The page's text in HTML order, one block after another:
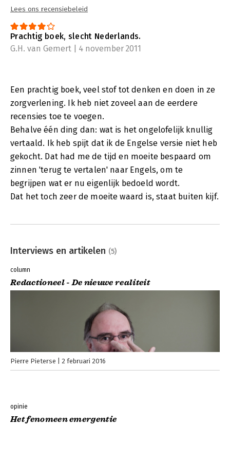
Lees ons recensiebeleid
Prachtig boek, slecht Nederlands.
G.H. van Gemert | 4 november 2011
Een prachtig boek, veel stof tot denken en doen in ze
zorgverlening. Ik heb niet zoveel aan de eerdere
recensies toe te voegen.
Behalve één ding dan: wat is het ongelofelijk knullig
vertaald. Ik heb spijt dat ik de Engelse versie niet heb
gekocht. Dat had me de tijd en moeite bespaard om
zinnen 'terug te vertalen' naar Engels, om te
begrijpen wat er nu eigenlijk bedoeld wordt.
Dat het toch zeer de moeite waard is, staat buiten kijf.
Interviews en artikelen (5)
column
Redactioneel - De nieuwe realiteit
Pierre Pieterse 2 februari 2016
opinie
Het fenomeen emergentie